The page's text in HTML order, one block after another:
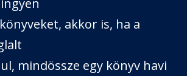
akkor is, ha a
mindössze egy könyv havi